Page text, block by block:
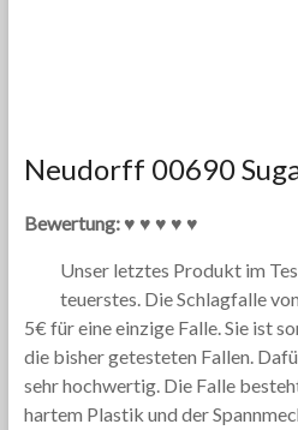
Neudorff 00690
Bewertung: ♥ ♥ ♥ ♥ ♥
Unser letztes Produkt im
teuerstes. Die Schlagfalle
5€ für eine einzige Falle. Sie ist
die bisher getesteten Fallen.
sehr hochwertig. Die Falle
hartem Plastik und der